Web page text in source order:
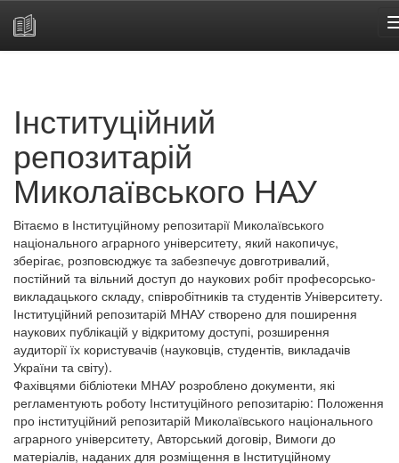
Інституційний
репозитарій
Миколаївського НАУ
Вітаємо в Інституційному репозитарії Миколаївського
національного аграрного університету, який накопичує,
зберігає, розповсюджує та забезпечує довготривалий,
постійний та вільний доступ до наукових робіт професорсько-
викладацького складу, співробітників та студентів Університету.
Інституційний репозитарій МНАУ створено для поширення
наукових публікацій у відкритому доступі, розширення
аудиторії їх користувачів (науковців, студентів, викладачів
України та світу).
Фахівцями бібліотеки МНАУ розроблено документи, які
регламентують роботу Інституційного репозитарію: Положення
про інституційний репозитарій Миколаївського національного
аграрного університету, Авторський договір, Вимоги до
матеріалів, наданих для розміщення в Інституційному